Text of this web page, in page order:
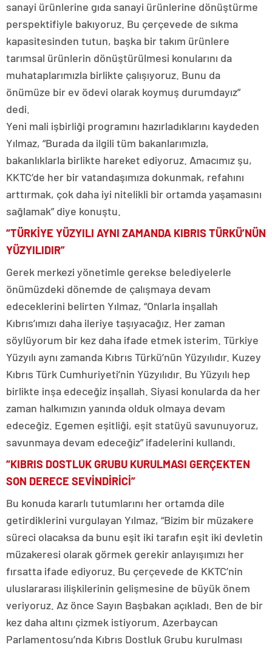
sanayi ürünlerine gıda sanayi ürünlerine dönüştürme
perspektifiyle bakıyoruz. Bu çerçevede de sıkma
kapasitesinden tutun, başka bir takım ürünlere
tarımsal ürünlerin dönüştürülmesi konularını da
muhataplarımızla birlikte çalışıyoruz. Bunu da
önümüze bir ev ödevi olarak koymuş durumdayız”
dedi.
Yeni mali işbirliği programını hazırladıklarını kaydeden
Yılmaz, “Burada da ilgili tüm bakanlarımızla,
bakanlıklarla birlikte hareket ediyoruz. Amacımız şu,
KKTC’de her bir vatandaşımıza dokunmak, refahını
arttırmak, çok daha iyi nitelikli bir ortamda yaşamasını
sağlamak” diye konuştu.
“TÜRKİYE YÜZYILI AYNI ZAMANDA KIBRIS TÜRKÜ’NÜN
YÜZYILIDIR”
Gerek merkezi yönetimle gerekse belediyelerle
önümüzdeki dönemde de çalışmaya devam
edeceklerini belirten Yılmaz, “Onlarla inşallah
Kıbrıs’ımızı daha ileriye taşıyacağız. Her zaman
söylüyorum bir kez daha ifade etmek isterim. Türkiye
Yüzyılı aynı zamanda Kıbrıs Türkü’nün Yüzyılıdır. Kuzey
Kıbrıs Türk Cumhuriyeti’nin Yüzyılıdır. Bu Yüzyılı hep
birlikte inşa edeceğiz inşallah. Siyasi konularda da her
zaman halkımızın yanında olduk olmaya devam
edeceğiz. Egemen eşitliği, eşit statüyü savunuyoruz,
savunmaya devam edeceğiz” ifadelerini kullandı.
“KIBRIS DOSTLUK GRUBU KURULMASI GERÇEKTEN
SON DERECE SEVİNDİRİCİ”
Bu konuda kararlı tutumlarını her ortamda dile
getirdiklerini vurgulayan Yılmaz, “Bizim bir müzakere
süreci olacaksa da bunu eşit iki tarafın eşit iki devletin
müzakeresi olarak görmek gerekir anlayışımızı her
fırsatta ifade ediyoruz. Bu çerçevede de KKTC’nin
uluslararası ilişkilerinin gelişmesine de büyük önem
veriyoruz. Az önce Sayın Başbakan açıkladı. Ben de bir
kez daha altını çizmek istiyorum. Azerbaycan
Parlamentosu’nda Kıbrıs Dostluk Grubu kurulması